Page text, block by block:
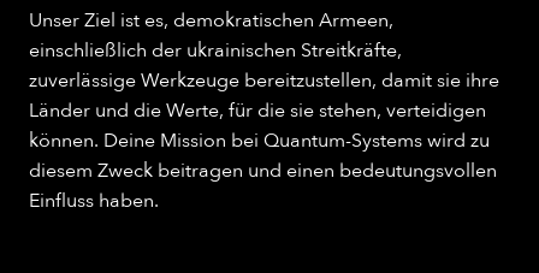
Unser Ziel ist es, demokratischen Armeen,
einschließlich der ukrainischen Streitkräfte,
zuverlässige Werkzeuge bereitzustellen, damit sie ihre
Länder und die Werte, für die sie stehen, verteidigen
können. Deine Mission bei Quantum-Systems wird zu
diesem Zweck beitragen und einen bedeutungsvollen
Einfluss haben.